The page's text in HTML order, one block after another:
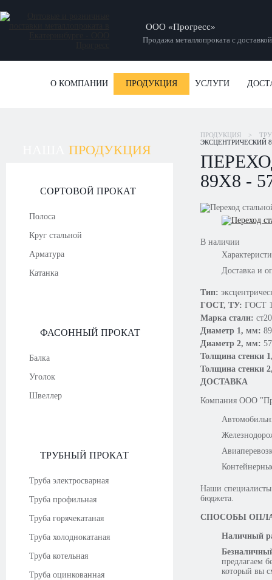
ООО «Прогресс»
Продажа металлопроката с доставкой
О КОМПАНИИ ПРОДУКЦИЯ УСЛУГИ
ПРОДУКЦИЯ
СОРТОВОЙ ПРОКАТ
Полоса
Круг стальной
Арматура
Катанка
ФАСОННЫЙ ПРОКАТ
Балка
Уголок
Швеллер
ТРУБНЫЙ ПРОКАТ
Труба электросварная
Труба профильная
Труба горячекатаная
Труба холоднокатаная
Труба котельная
Труба оцинкованная
ПРОДУКЦИЯ >
ЭКСЦЕНТРИЧЕСКИЙ
89Х8 -
В наличии
Доставка и
Тип:
ГОСТ, ТУ: ГОСТ
Марка стали: ст20
Диаметр 1, мм: 89
Диаметр 2, мм: 57
Толщина стенки
Толщина стенки
ДОСТАВКА
Компания OOO
Наши специалисты
бюджета.
СПОСОБЫ
Наличный
предлагаем
который вы